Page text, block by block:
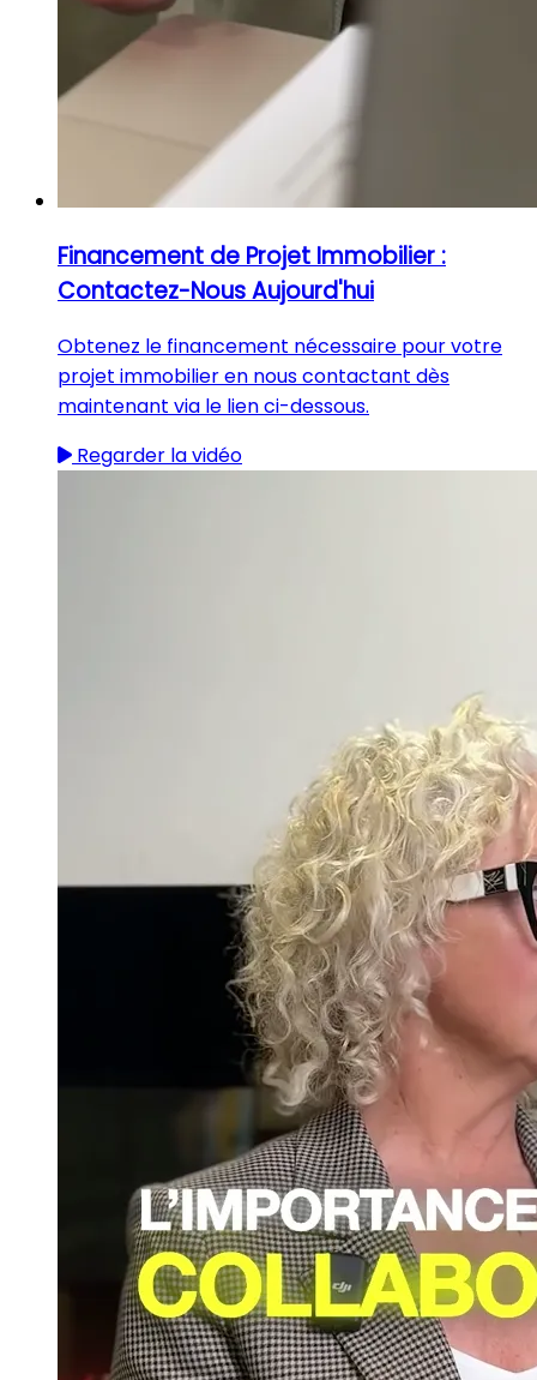
Financement de Projet Immobilier :
Contactez-Nous Aujourd'hui
Obtenez le financement nécessaire pour votre
projet immobilier en nous contactant dès
maintenant via le lien ci-dessous.
Regarder la vidéo